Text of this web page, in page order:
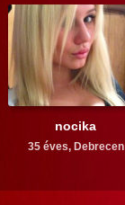
nocika
35 éves, Debrecen